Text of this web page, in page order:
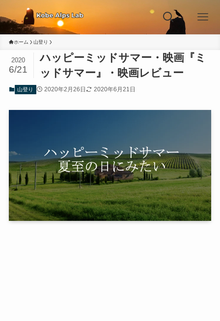
ホーム 山登り
ハッピーミッドサマー・映画『ミ
ッドサマー』・映画レビュー
2020
6/21
山登り 2020年2月26日 2020年6月21日